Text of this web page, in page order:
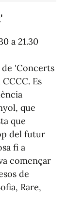
a 21.30
'Concerts
Es
que
que
del futur
fi a
començar
de
Rare,